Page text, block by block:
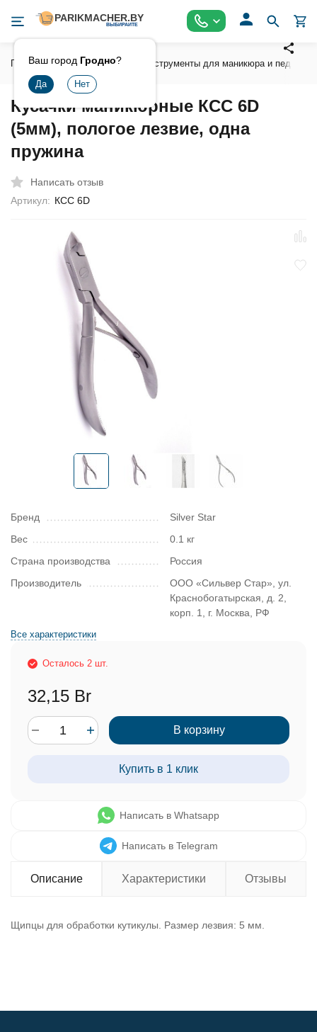
Ваш город Гродно?
Главная Инструмент Инструменты для маникюра и педикюра
Кусачки маникюрные КСС 6D
(5мм), пологое лезвие, одна
пружина
Написать отзыв
Артикул: КСС 6D
Бренд
Silver Star
Вес
0.1 кг
Страна производства
Россия
Производитель
ООО «Сильвер Стар», ул.
Краснобогатырская, д. 2,
корп. 1, г. Москва, РФ
Все характеристики
Осталось 2 шт.
32,15 Br
В корзину
Купить в 1 клик
Написать в Whatsapp
Написать в Telegram
Описание Характеристики Отзывы
Щипцы для обработки кутикулы. Размер лезвия: 5 мм.